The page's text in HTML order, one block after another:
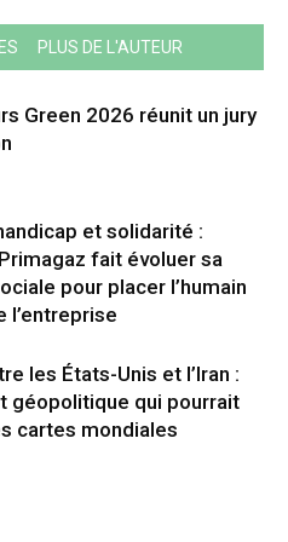
PLUS DE L'AUTEUR
Green 2026 réunit un jury
et solidarité :
fait évoluer sa
pour placer l’humain
l’entreprise
les États-Unis et l’Iran :
géopolitique qui pourrait
cartes mondiales